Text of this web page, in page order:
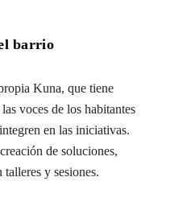
barrio
Kuna, que tiene
voces de los habitantes
en las iniciativas.
de soluciones,
y sesiones.